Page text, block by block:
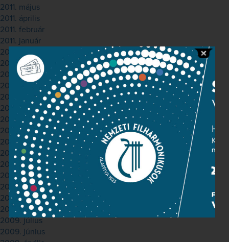
2011. május
2011. április
2011. február
2011. január
2010. december
2010. november
2010. október
2010. szeptember
2010. augusztus
2010. július
2010. június
2010. május
2010. április
2010. március
2010. február
2010. január
2009. december
2009. november
2009. október
2009. július
2009. június